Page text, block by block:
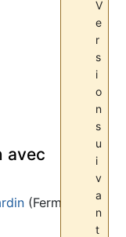
V
e
r
s
i
o
n
s
u
i
v
a
n
t
avec
(Fermé),
Fab